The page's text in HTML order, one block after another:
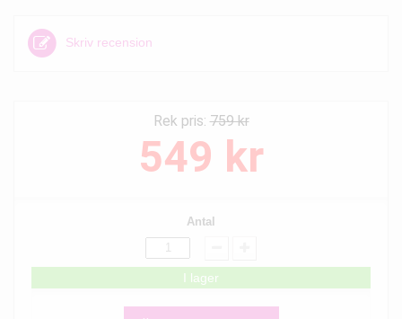
Skriv recension
Rek pris:759 kr
549 kr
Antal
I lager